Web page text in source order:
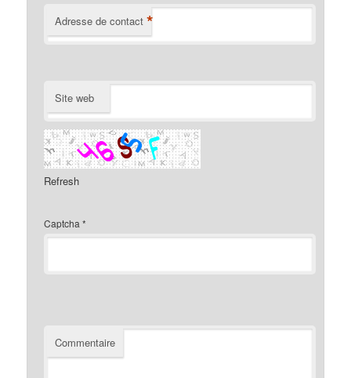
Adresse de contact *
Site web
Refresh
Captcha *
Commentaire